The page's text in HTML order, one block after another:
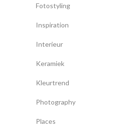
Fotostyling
Inspiration
Interieur
Keramiek
Kleurtrend
Photography
Places